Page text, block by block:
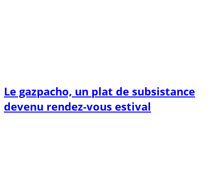
Le gazpacho, un plat de subsistance
devenu rendez-vous estival